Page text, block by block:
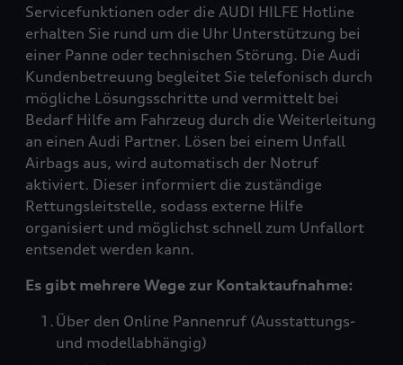
Servicefunktionen oder die AUDI HILFE Hotline
erhalten Sie rund um die Uhr Unterstützung bei
einer Panne oder technischen Störung. Die Audi
Kundenbetreuung begleitet Sie telefonisch durch
mögliche Lösungsschritte und vermittelt bei
Bedarf Hilfe am Fahrzeug durch die Weiterleitung
an einen Audi Partner. Lösen bei einem Unfall
Airbags aus, wird automatisch der Notruf
aktiviert. Dieser informiert die zuständige
Rettungsleitstelle, sodass externe Hilfe
organisiert und möglichst schnell zum Unfallort
entsendet werden kann.
Es gibt mehrere Wege zur Kontaktaufnahme:
Über den Online Pannenruf (Ausstattungs-
und modellabhängig)